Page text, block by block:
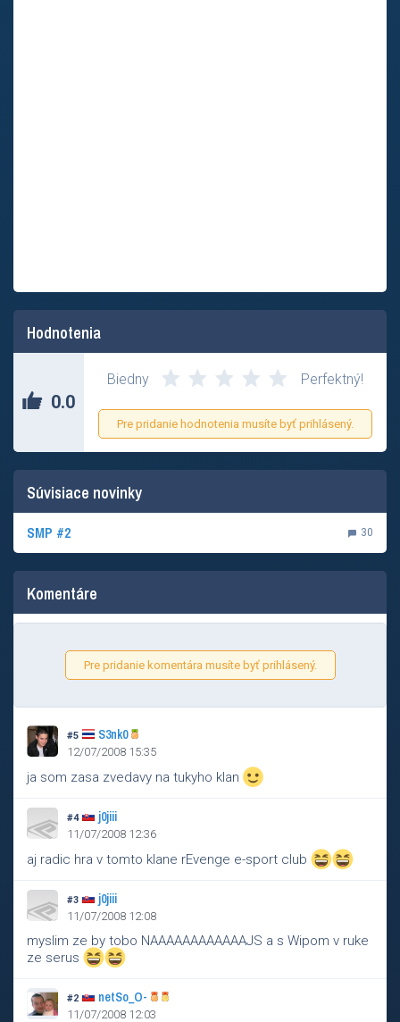
Hodnotenia
0.0
Biedny Perfektný!
Pre pridanie hodnotenia musíte byť prihlásený.
Súvisiace novinky
SMP #2 30
Komentáre
Pre pridanie komentára musíte byť prihlásený.
#5 S3nk0
12/07/2008 15:35
ja som zasa zvedavy na tukyho klan
#4 j0jiii
11/07/2008 12:36
aj radic hra v tomto klane rEvenge e-sport club
#3 j0jiii
11/07/2008 12:08
myslim ze by tobo NAAAAAAAAAAAAJS a s Wipom v ruke
ze serus
#2 netSo_O-
11/07/2008 12:03